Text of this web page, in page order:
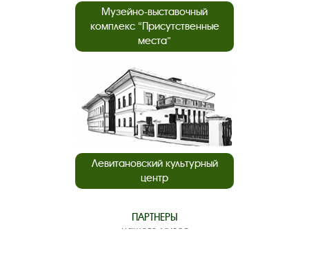
Музейно-выставочный
комплекс “Присутственные
места”
Левитановский культурный
центр
ПАРТНЕРЫ
нашего музея